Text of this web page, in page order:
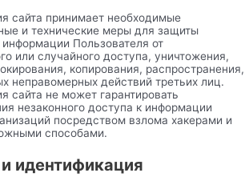
сайта принимает необходимые
и технические меры для защиты
Пользователя от
или случайного доступа, уничтожения,
копирования, распространения,
неправомерных действий третьих лиц.
сайта не может гарантировать
незаконного доступа к информации
посредством взлома хакерами и
способами.
идентификация